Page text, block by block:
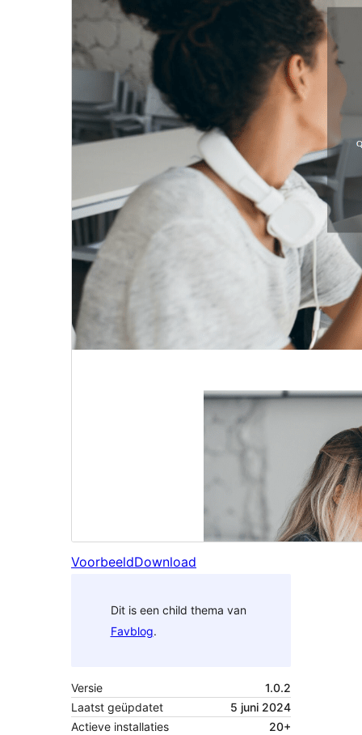
VoorbeeldDownload
Dit is een child thema van
Favblog.
Versie
1.0.2
Laatst geüpdatet
5 juni 2024
Actieve installaties
20+